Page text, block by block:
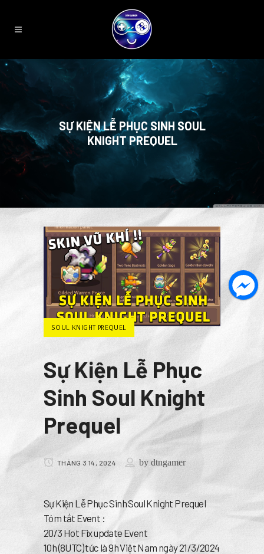
SỰ KIỆN LỄ PHỤC SINH SOUL
KNIGHT PREQUEL
SOUL KNIGHT PREQUEL
Sự Kiện Lễ Phục
Sinh Soul Knight
Prequel
THÁNG 3 14, 2024 bydtngamer
Sự Kiện Lễ Phục Sinh Soul Knight Prequel
Tóm tắt Event :
20/3 Hot Fix update Event
10h (8UTC) tức là 9h Việt Nam ngày 21/3/2024